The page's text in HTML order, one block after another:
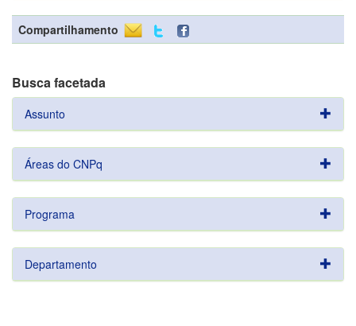
Compartilhamento
Busca facetada
Assunto
Áreas do CNPq
Programa
Departamento